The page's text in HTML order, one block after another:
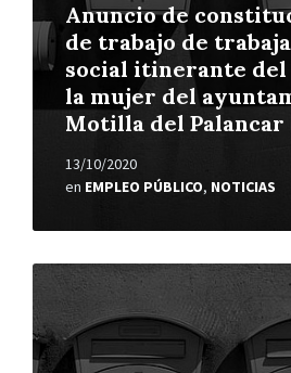
Anuncio de
de trabajo de
social itinerante
la mujer del
Motilla del Palancar
13/10/2020
en EMPLEO PÚBLICO, NOTICIAS
Leer